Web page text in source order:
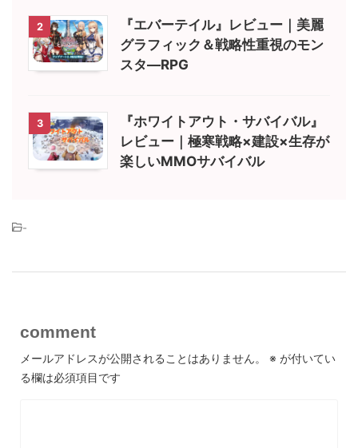
2
『エバーテイル』レビュー｜美麗
グラフィック＆戦略性重視のモン
スタ―RPG
3
『ホワイトアウト・サバイバル』
レビュー｜極寒戦略×建設×生存が
楽しいMMOサバイバル
-
comment
メールアドレスが公開されることはありません。 ※ が付いてい
る欄は必須項目です